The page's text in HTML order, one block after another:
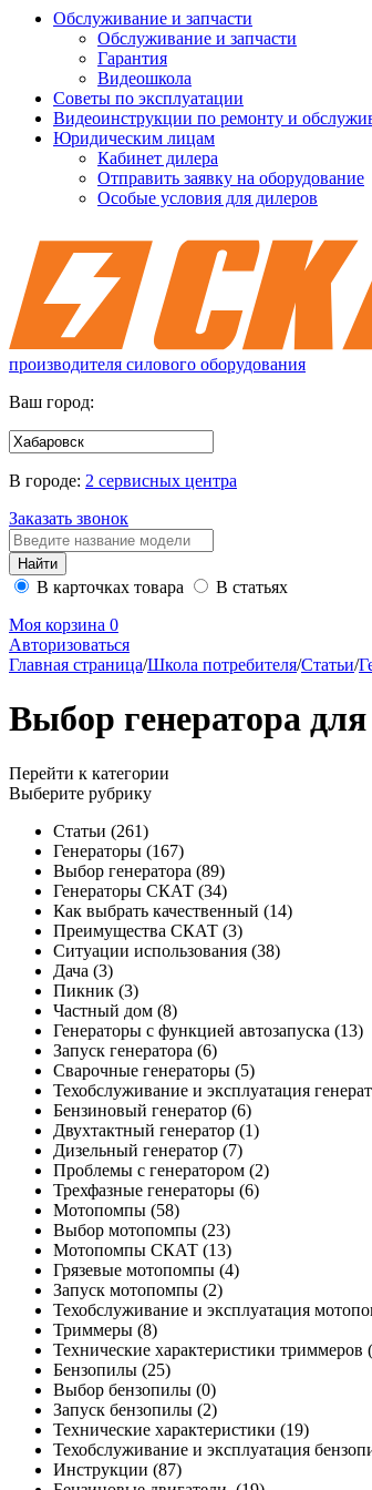
Обслуживание и запчасти
Обслуживание и запчасти
Гарантия
Видеошкола
Советы по эксплуатации
Видеоинструкции по ремонту и
Юридическим лицам
Кабинет дилера
Отправить заявку на оборудование
Особые условия для дилеров
производителя силового оборудования
Ваш город:
В городе: 2 сервисных центра
Заказать звонок
В карточках товара
В статьях
Моя корзина 0
Авторизоваться
Главная страница/Школа потребителя/Статьи/
Выбор генератора
Перейти к категории
Выберите рубрику
Статьи (261)
Генераторы (167)
Выбор генератора (89)
Генераторы СКАТ (34)
Как выбрать качественный (14)
Преимущества СКАТ (3)
Ситуации использования (38)
Дача (3)
Пикник (3)
Частный дом (8)
Генераторы с функцией автозапуска (13)
Запуск генератора (6)
Сварочные генераторы (5)
Техобслуживание и эксплуатация
Бензиновый генератор (6)
Двухтактный генератор (1)
Дизельный генератор (7)
Проблемы с генератором (2)
Трехфазные генераторы (6)
Мотопомпы (58)
Выбор мотопомпы (23)
Мотопомпы СКАТ (13)
Грязевые мотопомпы (4)
Запуск мотопомпы (2)
Техобслуживание и эксплуатация
Триммеры (8)
Технические характеристики триммеров
Бензопилы (25)
Выбор бензопилы (0)
Запуск бензопилы (2)
Технические характеристики (19)
Техобслуживание и эксплуатация
Инструкции (87)